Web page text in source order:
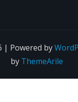
| Powered by
by ThemeArile